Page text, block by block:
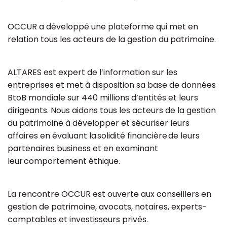
OCCUR a développé une plateforme qui met en
relation tous les acteurs de la gestion du patrimoine.
ALTARES est expert de l’information sur les
entreprises et met à disposition sa base de données
BtoB mondiale sur 440 millions d’entités et leurs
dirigeants. Nous aidons tous les acteurs de la gestion
du patrimoine à développer et sécuriser leurs
affaires en évaluant la solidité financière de leurs
partenaires business et en examinant
leur comportement éthique.
La rencontre OCCUR est ouverte aux conseillers en
gestion de patrimoine, avocats, notaires, experts-
comptables et investisseurs privés.